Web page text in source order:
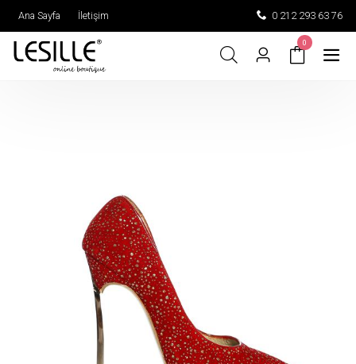
Ana Sayfa İletişim 0 212 293 63 76
0